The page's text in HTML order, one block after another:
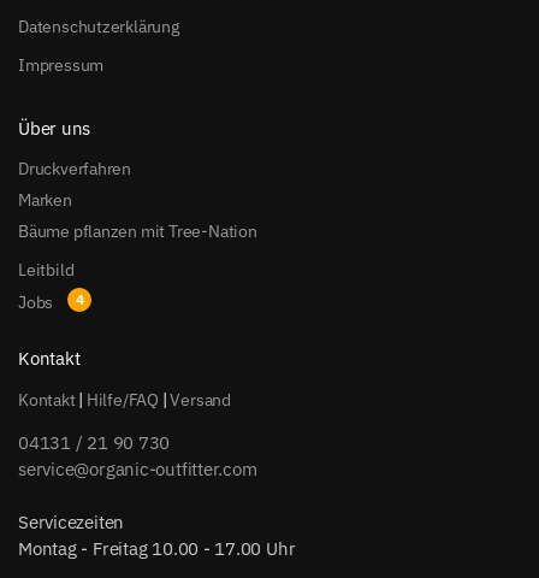
Datenschutzerklärung
Impressum
Über uns
Druckverfahren
Marken
Bäume pflanzen mit Tree-Nation
Leitbild
Jobs
Kontakt
Kontakt| Hilfe/FAQ |Versand
04131 / 21 90 730
service@organic-outfitter.com
Servicezeiten
Montag - Freitag 10.00 - 17.00 Uhr